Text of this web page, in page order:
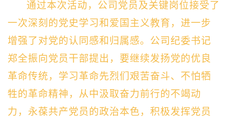
通过本次活动，公司党员及关键岗位接受了
一次深刻的党史学习和爱国主义教育，进一步
增强了对党的认同感和归属感。公司纪委书记
郑全振向党员干部提出，要继续发扬党的优良
革命传统，学习革命先烈们艰苦奋斗、不怕牺
牲的革命精神，从中汲取奋力前行的不竭动
力，永葆共产党员的政治本色，积极发挥党员